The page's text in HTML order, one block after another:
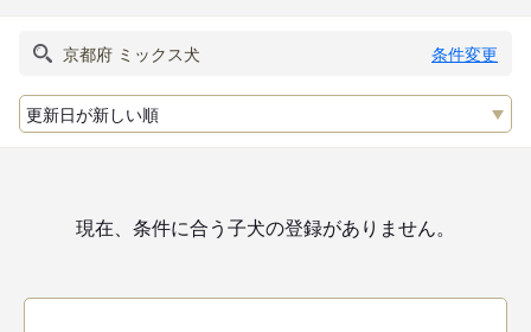
条件変更
現在、条件に合う子犬の登録がありません。